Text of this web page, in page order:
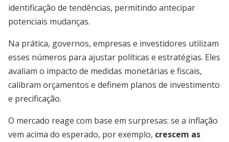
identificação de tendências, permitindo antecipar
potenciais mudanças.
Na prática, governos, empresas e investidores utilizam
esses números para ajustar políticas e estratégias. Eles
avaliam o impacto de medidas monetárias e fiscais,
calibram orçamentos e definem planos de investimento
e precificação.
O mercado reage com base em surpresas: se a inflação
vem acima do esperado, por exemplo, crescem as